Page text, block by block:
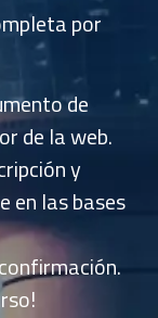
por
de
de la web.
y
en las bases